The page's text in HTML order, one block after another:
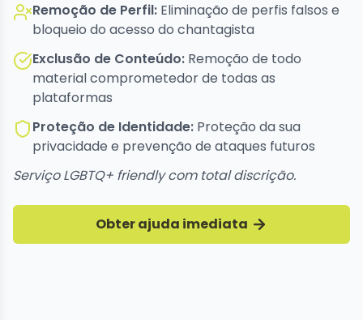
Remoção de Perfil: Eliminação de perfis falsos e
bloqueio do acesso do chantagista
Exclusão de Conteúdo: Remoção de todo
material comprometedor de todas as
plataformas
Proteção de Identidade: Proteção da sua
privacidade e prevenção de ataques futuros
Serviço LGBTQ+ friendly com total discrição.
Obter ajuda imediata